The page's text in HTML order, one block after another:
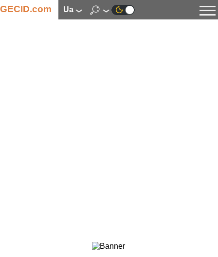
GECID.com ua
Смартфони